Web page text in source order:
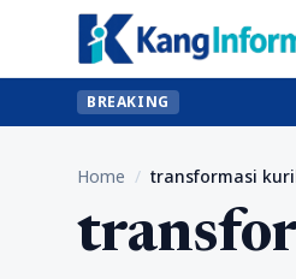
BREAKING
Home / transformasi